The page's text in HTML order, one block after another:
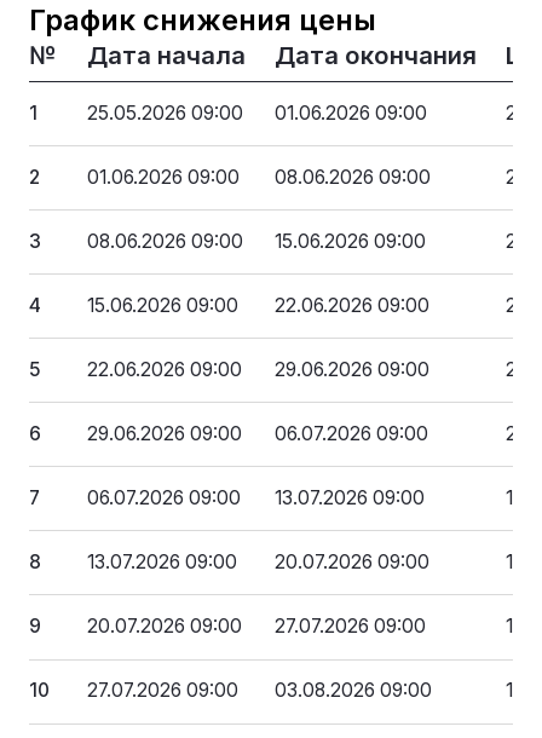
График снижения цены
№ Дата начала Дата окончания
1 25.05.2026 09:00 01.06.2026 09:00
2 01.06.2026 09:00 08.06.2026 09:00
3 08.06.2026 09:00 15.06.2026 09:00
4 15.06.2026 09:00 22.06.2026 09:00
5 22.06.2026 09:00 29.06.2026 09:00
6 29.06.2026 09:00 06.07.2026 09:00
7 06.07.2026 09:00 13.07.2026 09:00
8 13.07.2026 09:00 20.07.2026 09:00
9 20.07.2026 09:00 27.07.2026 09:00
10 27.07.2026 09:00 03.08.2026 09:00